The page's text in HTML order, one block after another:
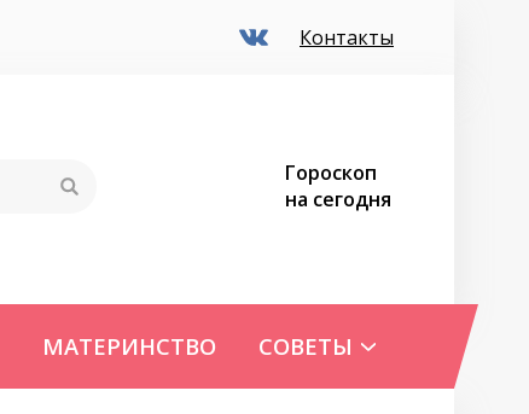
Контакты
Гороскоп
на сегодня
МАТЕРИНСТВО СОВЕТЫ